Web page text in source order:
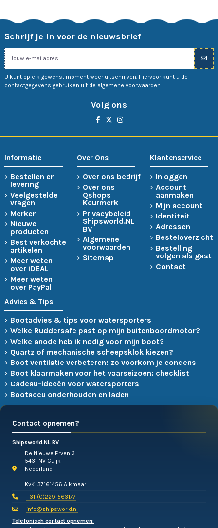
Schrijf je in voor de nieuwsbrief
U kunt op elk gewenst moment weer uitschrijven. Hiervoor kunt u de
contactgegevens gebruiken uit de algemene voorwaarden.
Volg ons
Informatie
Bestellen en
levering
Veelgestelde
vragen
Merken
Nieuwe
producten
Best verkochte
artikelen
Meer weten
over iDEAL
Meer weten
over PayPal
Over Ons
Over ons bedrijf
Over ons
Qshops
Keurmerk
Privacybeleid
Shipsworld.NL
BV
Algemene
voorwaarden
Sitemap
Klantenservice
Inloggen
Account
aanmaken
Mijn account
Identiteit
Adressen
Besteloverzicht
Bestelling
volgen als gast
Contact
Advies & Tips
Bootadvies & tips voor watersporters
Welke Ruddersafe past op mijn buitenboordmotor?
Welke anode heb ik nodig voor mijn boot?
Quartz of mechanische scheepsklok kiezen?
Boot ventilatie verbeteren: zo voorkom je condens
Boot klaarmaken voor het vaarseizoen: checklist
Cadeau-ideeën voor watersporters
Bootaccu onderhouden en laden
Contact opnemen?
Shipsworld.NL BV
De Nieuwe Erven 3
5431 NV Cuijk
Nederland
KvK: 37161456 Alkmaar
+31-(0)229-563177
info@shipsworld.nl
Telefonisch contact opnemen: